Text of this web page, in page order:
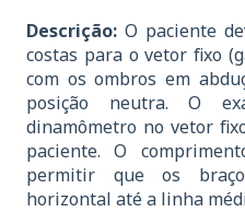
Descrição:O paciente
costas para o vetor fixo
com os ombros em
posição neutra. O
dinamômetro no vetor
paciente. O
permitir que os
horizontal até a linha